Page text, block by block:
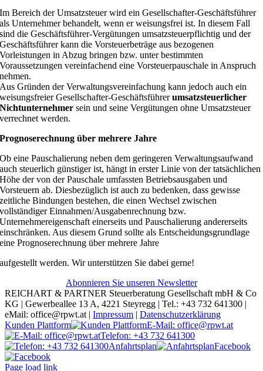
Im Bereich der Umsatzsteuer wird ein Gesellschafter-Geschäftsführer
als Unternehmer behandelt, wenn er weisungsfrei ist. In diesem Fall
sind die Geschäftsführer-Vergütungen umsatzsteuerpflichtig und der
Geschäftsführer kann die Vorsteuerbeträge aus bezogenen
Vorleistungen in Abzug bringen bzw. unter bestimmten
Voraussetzungen vereinfachend eine Vorsteuerpauschale in Anspruch
nehmen.
Aus Gründen der Verwaltungsvereinfachung kann jedoch auch ein
weisungsfreier Gesellschafter-Geschäftsführerumsatzsteuerlicher
Nichtunternehmer sein und seine Vergütungen ohne Umsatzsteuer
verrechnet werden.
Prognoserechnung über mehrere Jahre
Ob eine Pauschalierung neben dem geringeren Verwaltungsaufwand
auch steuerlich günstiger ist, hängt in erster Linie von der tatsächlichen
Höhe der von der Pauschale umfassten Betriebsausgaben und
Vorsteuern ab. Diesbezüglich ist auch zu bedenken, dass gewisse
zeitliche Bindungen bestehen, die einen Wechsel zwischen
vollständiger Einnahmen/Ausgabenrechnung bzw.
Unternehmereigenschaft einerseits und Pauschalierung andererseits
einschränken. Aus diesem Grund sollte als Entscheidungsgrundlage
eine Prognoserechnung über mehrere Jahre
aufgestellt werden. Wir unterstützen Sie dabei gerne!
Abonnieren Sie unseren Newsletter
REICHART & PARTNER Steuerberatung Gesellschaft mbH & Co
KG | Gewerbeallee 13 A, 4221 Steyregg | Tel.: +43 732 641300 |
eMail: office@rpwt.at | Impressum | Datenschutzerklärung
Kunden Plattform
E-Mail: office@rpwt.at
Telefon: +43 732 641300
Anfahrtsplan
Facebook
Page load link